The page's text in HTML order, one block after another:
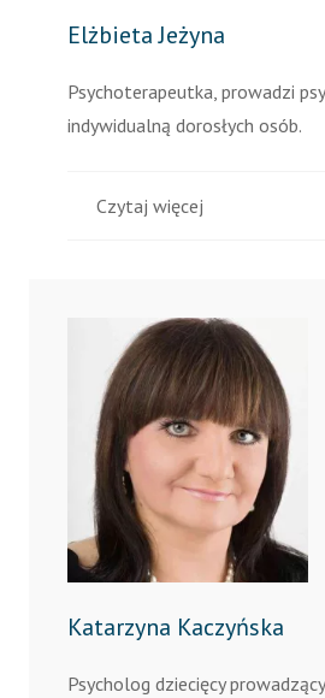
Elżbieta Jeżyna
Psychoterapeutka, prowadzi
indywidualną dorosłych osób.
Czytaj więcej
Katarzyna Kaczyńska
Psycholog dziecięcy